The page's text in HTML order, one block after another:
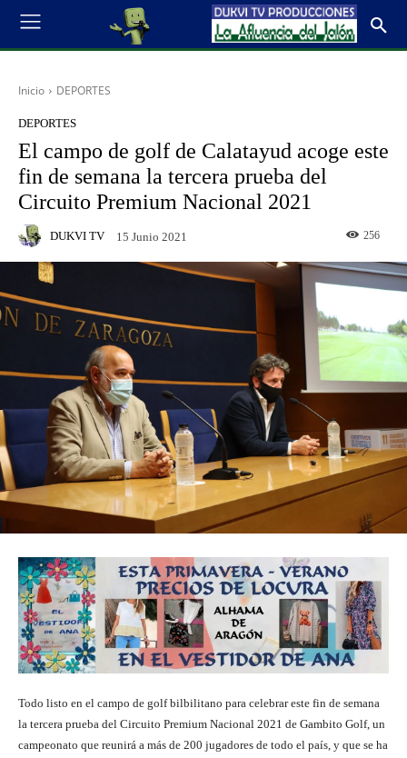
Inicio DEPORTES
DEPORTES
El campo de golf de Calatayud acoge este
fin de semana la tercera prueba del
Circuito Premium Nacional 2021
DUKVI TV 15 Junio 2021 256
Todo listo en el campo de golf bilbilitano para celebrar este fin de semana
la tercera prueba del Circuito Premium Nacional 2021 de Gambito Golf, un
campeonato que reunirá a más de 200 jugadores de todo el país, y que se ha